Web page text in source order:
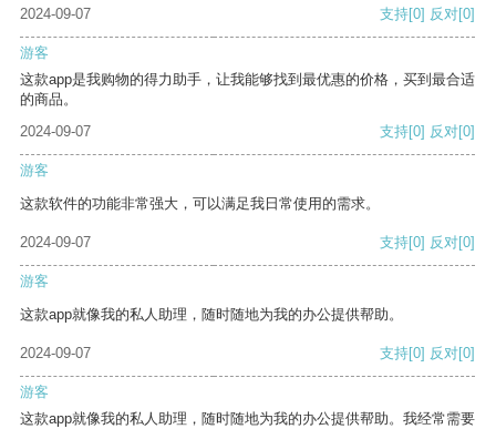
2024-09-07 支持[0] 反对[0]
游客
这款app是我购物的得力助手，让我能够找到最优惠的价格，买到最合适
的商品。
2024-09-07
支持[0] 反对[0]
游客
这款软件的功能非常强大，可以满足我日常使用的需求。
2024-09-07 支持[0] 反对[0]
游客
这款app就像我的私人助理，随时随地为我的办公提供帮助。
2024-09-07 支持[0] 反对[0]
游客
这款app就像我的私人助理，随时随地为我的办公提供帮助。我经常需要